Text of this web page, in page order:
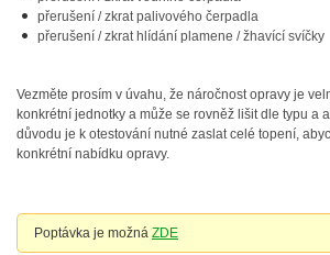
přerušení / zkrat palivového čerpadla
přerušení / zkrat hlídání plamene / žhavící svíčky
Vezměte prosím v úvahu, že náročnost opravy je
konkrétní jednotky a může se rovněž lišit dle typu a
důvodu je k otestování nutné zaslat celé topení,
konkrétní nabídku opravy.
Poptávka je možná ZDE